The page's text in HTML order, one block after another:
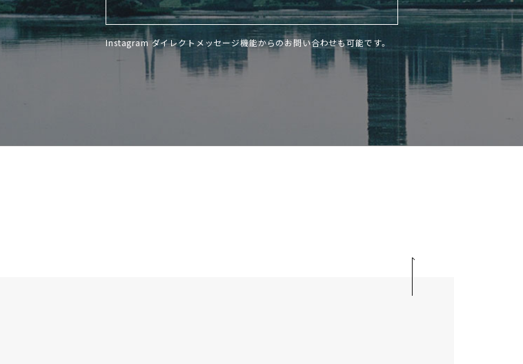
Instagram ダイレクトメッセージ機能からのお問い合わせも可能です。